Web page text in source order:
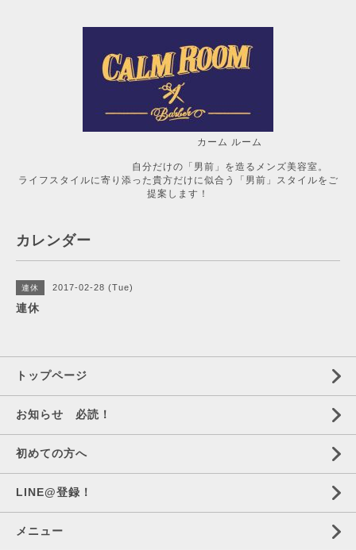
カーム ルーム
自分だけの「男前」を造るメンズ美容室。
ライフスタイルに寄り添った貴方だけに似合う「男前」スタイルをご
提案します！
カレンダー
連休 2017-02-28 (Tue)
連休
トップページ
お知らせ 必読！
初めての方へ
LINE@登録！
メニュー